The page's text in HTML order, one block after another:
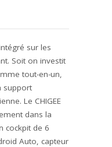
sur les
Soit on investit
tout-en-un,
support
Le CHIGEE
dans la
cockpit de 6
Auto, capteur